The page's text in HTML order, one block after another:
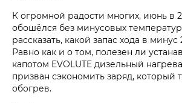
К огромной радости многих, июнь в
обошёлся без минусовых
рассказать, какой запас хода в минус
Равно как и о том, полезен ли
капотом EVOLUTE дизельный
призван сэкономить заряд, который
обогрев.